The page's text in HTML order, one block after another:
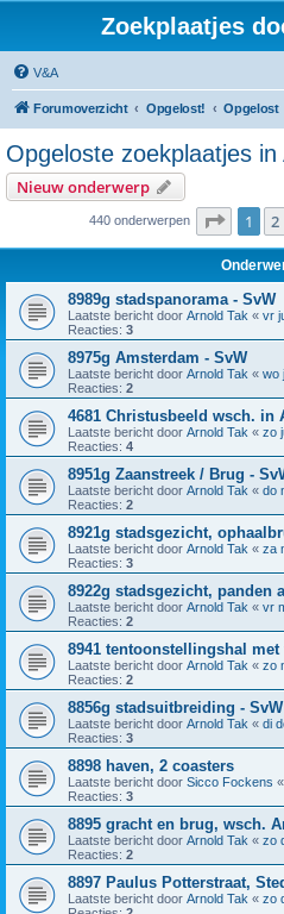
Zoekplaatjes
V&A
Forumoverzicht Opgelost! Opgelost
Opgeloste zoekplaatjes
Nieuw onderwerp
440 onderwerpen Pagina
1 2
8989g stadspanorama - SvW
Laatste bericht door Arnold Tak « vr
Reacties: 3
8975g Amsterdam - SvW
Laatste bericht door Arnold Tak « wo
Reacties: 2
4681 Christusbeeld wsch. in
Laatste bericht door Arnold Tak « zo
Reacties: 4
8951g Zaanstreek / Brug -
Laatste bericht door Arnold Tak « do
Reacties: 2
8921g stadsgezicht,
Laatste bericht door Arnold Tak « za
Reacties: 3
8922g stadsgezicht, panden
Laatste bericht door Arnold Tak « vr
Reacties: 2
8941 tentoonstellingshal
Laatste bericht door Arnold Tak « zo
Reacties: 2
8856g stadsuitbreiding - SvW
Laatste bericht door Arnold Tak « di
Reacties: 3
8898 haven, 2 coasters
Laatste bericht door Sicco Fockens «
Reacties: 3
8895 gracht en brug, wsch.
Laatste bericht door Arnold Tak « zo
Reacties: 2
8897 Paulus Potterstraat,
Laatste bericht door Arnold Tak « zo